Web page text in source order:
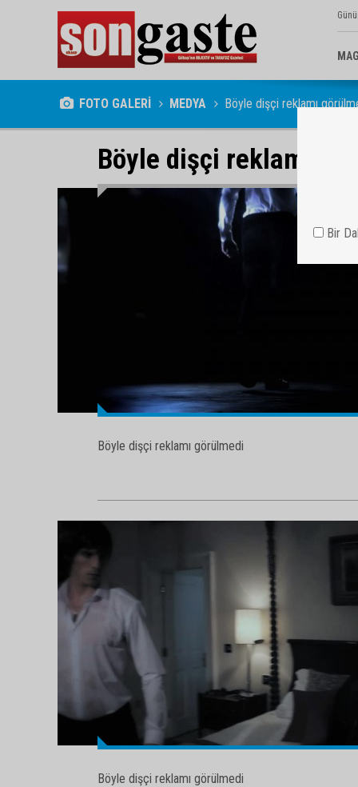
FOTO GALERİ MEDYA Böyle dişçi reklamı
Böyle dişçi reklamı
Böyle dişçi reklamı görülmedi
Böyle dişçi reklamı görülmedi
Bir